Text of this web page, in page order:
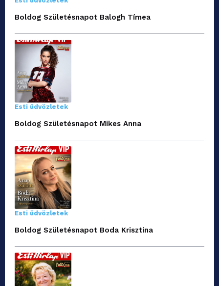
Boldog Születésnapot Balogh Tímea
Esti üdvözletek
Boldog Születésnapot Mikes Anna
Esti üdvözletek
Boldog Születésnapot Boda Krisztina